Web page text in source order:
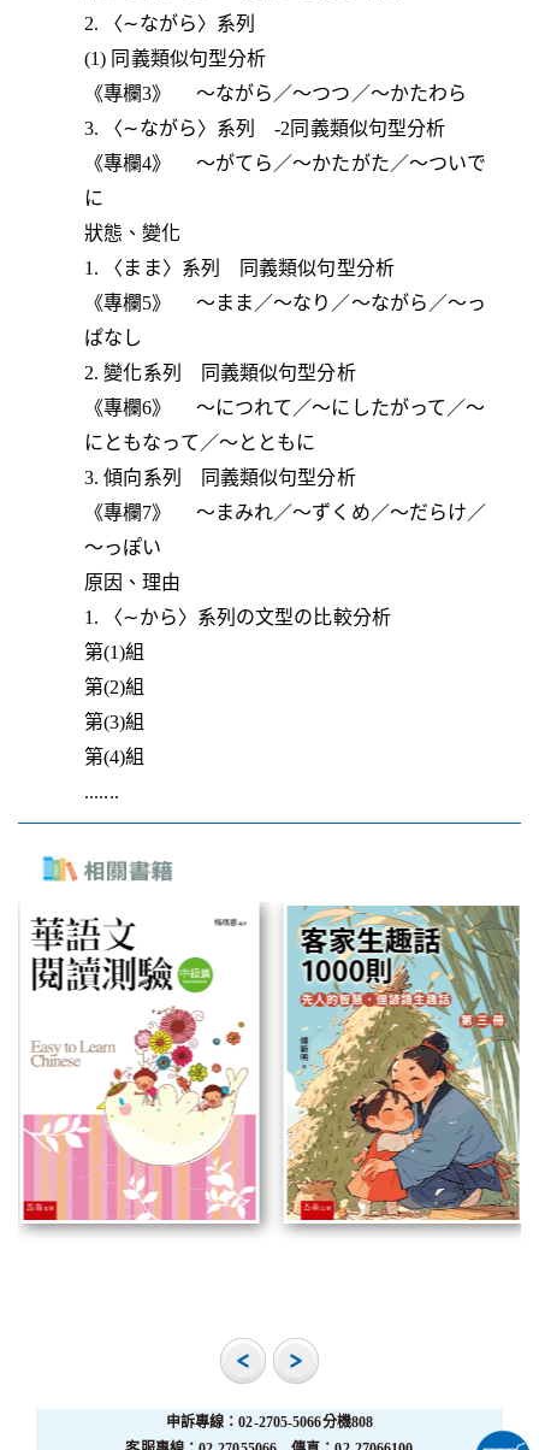
2. 〈∼ながら〉系列
(1) 同義類似句型分析
《專欄3》 ～ながら／～つつ／～かたわら
3. 〈∼ながら〉系列 -2同義類似句型分析
《專欄4》 ～がてら／～かたがた／～ついで
に
狀態、變化
1. 〈まま〉系列 同義類似句型分析
《專欄5》 ～まま／～なり／～ながら／～っ
ぱなし
2. 變化系列 同義類似句型分析
《專欄6》 ～につれて／～にしたがって／～
にともなって／～とともに
3. 傾向系列 同義類似句型分析
《專欄7》 ～まみれ／～ずくめ／～だらけ／
～っぽい
原因、理由
1. 〈∼から〉系列の文型の比較分析
第(1)組
第(2)組
第(3)組
第(4)組
.......
申訴專線：02-2705-5066分機808